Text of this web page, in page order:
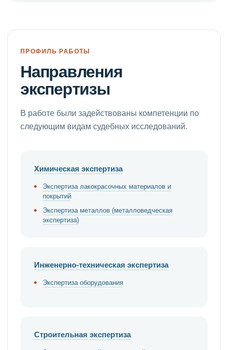
ПРОФИЛЬ РАБОТЫ
Направления
экспертизы
В работе были задействованы компетенции по
следующим видам судебных исследований.
Химическая экспертиза
Экспертиза лакокрасочных материалов и
покрытий
Экспертиза металлов (металловедческая
экспертиза)
Инженерно-техническая экспертиза
Экспертиза оборудования
Строительная экспертиза